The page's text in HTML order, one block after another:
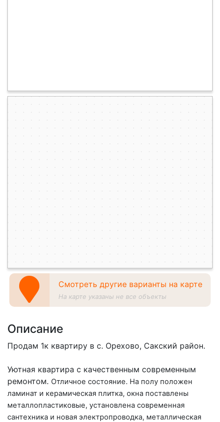
Смотреть другие варианты на карте
На карте указаны не все объекты
Описание
Продам 1к квартиру в с. Орехово, Сакский район.
Уютная квартира с качественным современным
ремонтом. Отличное состояние. На полу положен
ламинат и керамическая плитка, окна поставлены
металлопластиковые, установлена современная
сантехника и новая электропроводка, металлическая